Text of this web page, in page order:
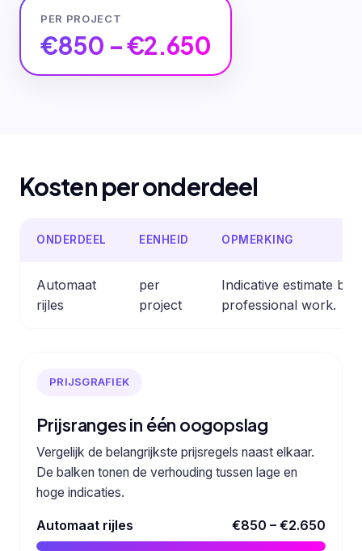
PER PROJECT
€850 – €2.650
Kosten per onderdeel
ONDERDEEL EENHEID OPMERKING
Automaat
rijles
per
project
Indicative estimate
professional work.
PRIJSGRAFIEK
Prijsranges in één oogopslag
Vergelijk de belangrijkste prijsregels naast elkaar.
De balken tonen de verhouding tussen lage en
hoge indicaties.
Automaat rijles €850 – €2.650